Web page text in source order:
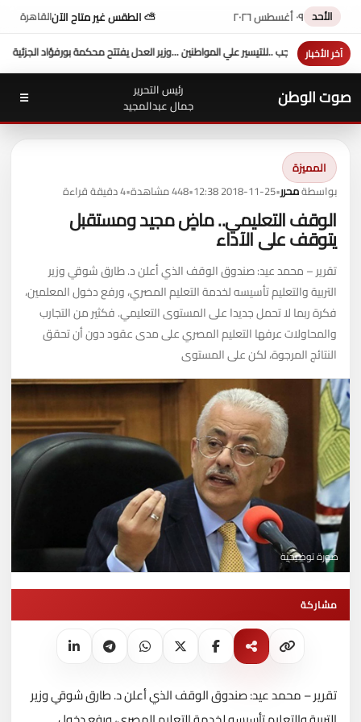
الأحد ٠٩ أغسطس ٢٠٢٦ ⛅ الطقس غير متاح الآنالقاهرة
آخر الأخبار
السيطرة الكاملةد. طه محمد أبو الشيخ يكتب : أداء وزارة العدلبورفؤاد الجزئية
صوت الوطن
رئيس التحرير
جمال عبدالمجيد
☰
المميزة
بواسطةمحرر•
2018-11-25 12:38
•448 مشاهدة •4 دقيقة قراءة
الوقف التعليمي.. ماضٍ مجيد ومستقبل
يتوقف على الآداء
تقرير – محمد عيد: صندوق الوقف الذي أعلن د. طارق شوقي وزير
التربية والتعليم تأسيسه لخدمة التعليم المصري، ورفع دخول المعلمين،
فكرة ربما لا تحمل جديدا على المستوى التعليمي. فكثير من التجارب
والمحاولات عرفها التعليم المصري على مدى عقود دون أن تحقق
النتائج المرجوة، لكن على المستوى
صورة توضيحية
مشاركة
تقرير – محمد عيد: صندوق الوقف الذي أعلن د. طارق شوقي وزير